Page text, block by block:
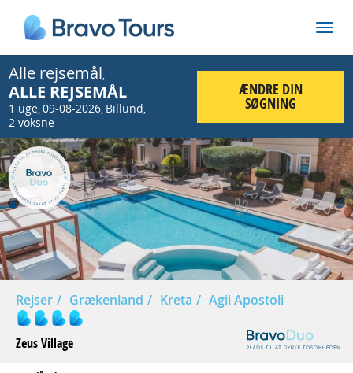
Alle rejsemål,
ALLE REJSEMÅL
1 uge,09-08-2026, Billund,
2 voksne
ÆNDRE DIN
SØGNING
Prev
Rejser Grækenland Kreta Agii Apostoli
Zeus Village